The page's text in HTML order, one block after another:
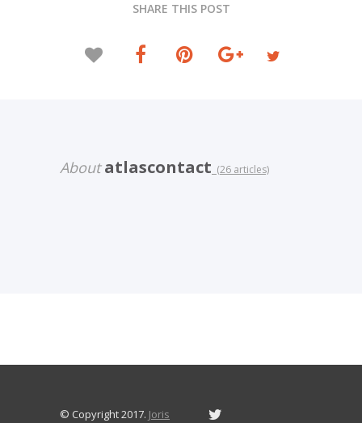
SHARE THIS POST
Aboutatlascontact (26 articles)
© Copyright 2017. Joris